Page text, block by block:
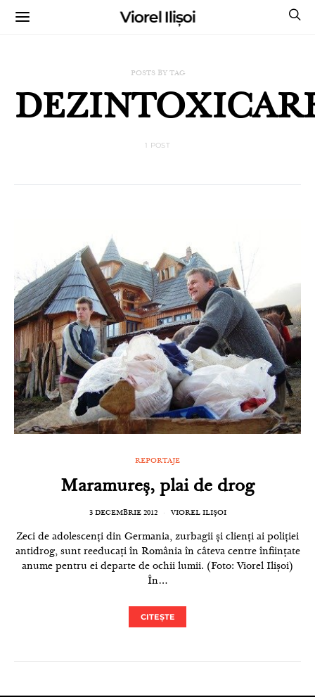
Viorel Ilișoi
POSTS BY TAG
1 POST
REPORTAJE
Maramureș, plai de drog
3 DECEMBRIE 2012 VIOREL ILIȘOI
Zeci de adolescenți din Germania, zurbagii și clienți ai poliției
antidrog, sunt reeducați în România în câteva centre înființate
anume pentru ei departe de ochii lumii. (Foto: Viorel Ilișoi)
În…
CITEȘTE
CUMPĂRĂ CĂRȚILE MELE CU AUTOGRAF